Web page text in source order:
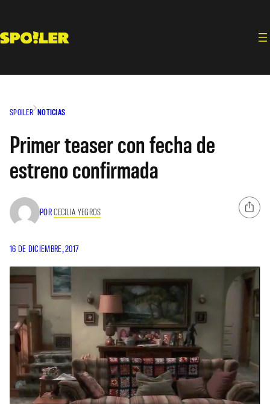
contenido
SPOILER NOTICIAS
Primer teaser con fecha de
estreno confirmada
PORCECILIA YEGROS
16 DE DICIEMBRE, 2017